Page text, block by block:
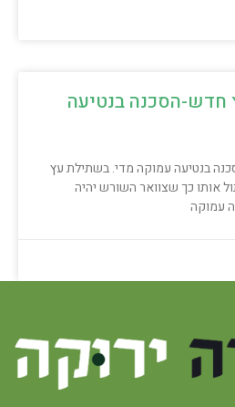
הסכנה בנטיעה
בנטיעה עמוקה מדי. בשתילת עץ
אותו כך שצוואר השורש יהיה
עמוקה